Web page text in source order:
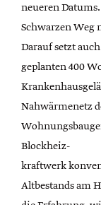
neueren
Schwarzen Weg
Darauf setzt
geplanten 400
Nahwärmenetz
Blockheiz-
kraftwerk
Altbestands am